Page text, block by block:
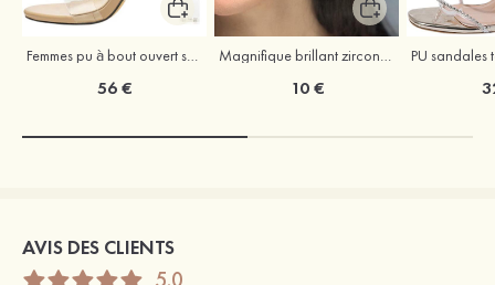
56 € 10 €
AVIS DES CLIENTS
5.0